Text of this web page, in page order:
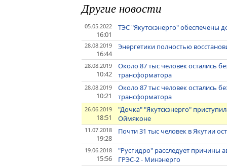
Другие новости
05.05.2022
16:01
ТЭС "Якутскэнерго" обеспечены
28.08.2019
16:44
Энергетики полностью
28.08.2019
10:42
Около 87 тыс человек остались
трансформатора
28.08.2019
10:21
Около 87 тыс человек остались
трансформатора
26.06.2019
18:51
"Дочка" "Якутскэнерго"
Оймяконе
11.07.2018
19:28
Почти 31 тыс человек в Якутии
19.06.2018
15:56
"Русгидро" расследует причины
ГРЭС-2 - Минэнерго